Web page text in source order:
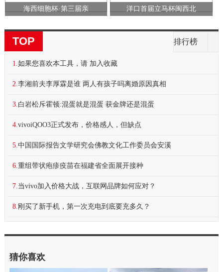
海西细胞杯·第三届亲 洋口首届立马杯闽西北
TOP 排行榜
1.如果您喜欢本工具，请 加入收藏
2.李湘前夫李厚霖是谁 两人有孩子吗离婚原因真相
3.白岩松斥霍顿:混蛋就是混蛋 获金牌还是混蛋
4.vivoiQOO3正式发布，价格感人，但缺点
5.中国国际报告文学研究会佛教文化工作委员会安溪
6.重组带状疱疹疫苗在福建省全面展开接种
7.当vivo加入价格大战，互联网品牌如何应对？
8. 刚买了新手机，第一次充电到底要充多久？
猜你喜欢